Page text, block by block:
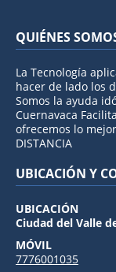
QUIÉNES
La Tecnología
hacer de lado los
Somos la ayuda
Cuernavaca
ofrecemos lo mejor
DISTANCIA
UBICACIÓN Y
UBICACIÓN
Ciudad del Valle
MÓVIL
7776001035